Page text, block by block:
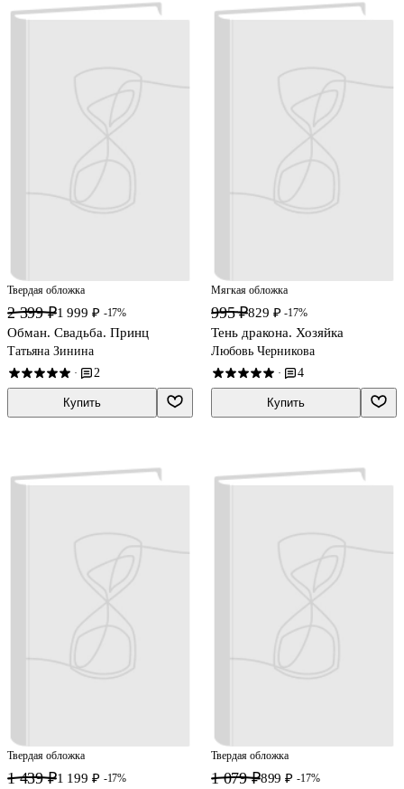
Твердая обложка
2 399 ₽1 999 ₽ -17%
Обман. Свадьба. Принц
Татьяна Зинина
· 2
Купить
Мягкая обложка
995 ₽829 ₽ -17%
Тень дракона. Хозяйка
Любовь Черникова
· 4
Купить
Твердая обложка
1 439 ₽1 199 ₽ -17%
Твердая обложка
1 079 ₽899 ₽ -17%